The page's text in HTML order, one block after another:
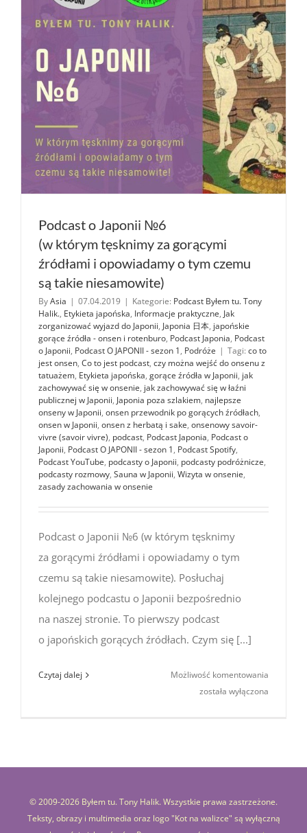
Podcast o Japonii №6
(w którym tęsknimy za gorącymi
źródłami i opowiadamy o tym czemu
są takie niesamowite)
ByAsia | 07.04.2019 | Kategorie: Podcast Byłem tu. Tony
Halik., Etykieta japońska, Informacje praktyczne, Jak
zorganizować wyjazd do Japonii, Japonia 日本, japońskie
gorące źródła - onsen i rotenburo, Podcast Japonia, Podcast
o Japonii, Podcast O JAPONII - sezon 1, Podróże | Tagi: co to
jest onsen, Co to jest podcast, czy można wejść do onsenu z
tatuażem, Etykieta japońska, gorące źródła w Japonii, jak
zachowywać się w onsenie, jak zachowywać się w łaźni
publicznej w Japonii, Japonia poza szlakiem, najlepsze
onseny w Japonii, onsen przewodnik po gorących źródłach,
onsen w Japonii, onsen z herbatą i sake, onsenowy savoir-
vivre (savoir vivre), podcast, Podcast Japonia, Podcast o
Japonii, Podcast O JAPONII - sezon 1, Podcast Spotify,
Podcast YouTube, podcasty o Japonii, podcasty podróżnicze,
podcasty rozmowy, Sauna w Japonii, Wizyta w onsenie,
zasady zachowania w onsenie
Podcast o Japonii №6 (w którym tęsknimy
za gorącymi źródłami i opowiadamy o tym
czemu są takie niesamowite). Posłuchaj
kolejnego podcastu o Japonii bezpośrednio
na naszej stronie. To pierwszy podcast
o japońskich gorących źródłach. Czym się [...]
Czytaj dalej Możliwość komentowania
czemu
są takie
została wyłączona
© 2009-2026 Byłem tu. Tony Halik. Wszystkie prawa zastrzeżone.
Teksty, obrazy i multimedia oraz logo "Kot na walizce" są wyłączną